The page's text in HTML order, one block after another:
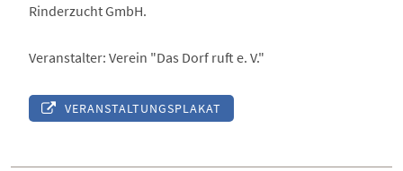
Rinderzucht GmbH.
Veranstalter: Verein "Das Dorf ruft e. V."
VERANSTALTUNGSPLAKAT